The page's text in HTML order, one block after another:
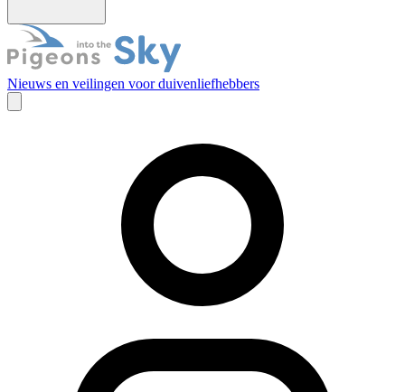
Nieuws en veilingen voor duivenliefhebbers